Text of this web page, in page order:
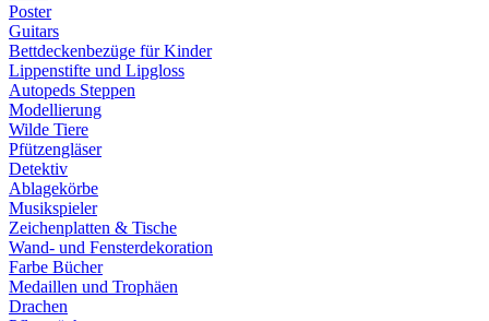
Poster
Guitars
Bettdeckenbezüge für Kinder
Lippenstifte und Lipgloss
Autopeds Steppen
Modellierung
Wilde Tiere
Pfützengläser
Detektiv
Ablagekörbe
Musikspieler
Zeichenplatten & Tische
Wand- und Fensterdekoration
Farbe Bücher
Medaillen und Trophäen
Drachen